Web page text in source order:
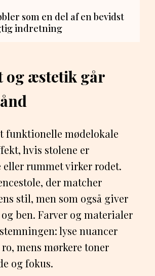
som en del af en bevidst
indretning
og æstetik går
funktionelle mødelokale
hvis stolene er
rummet virker rodet.
der matcher
stil, men som også giver
ben. Farver og materialer
lyse nuancer
mens mørkere toner
og fokus.